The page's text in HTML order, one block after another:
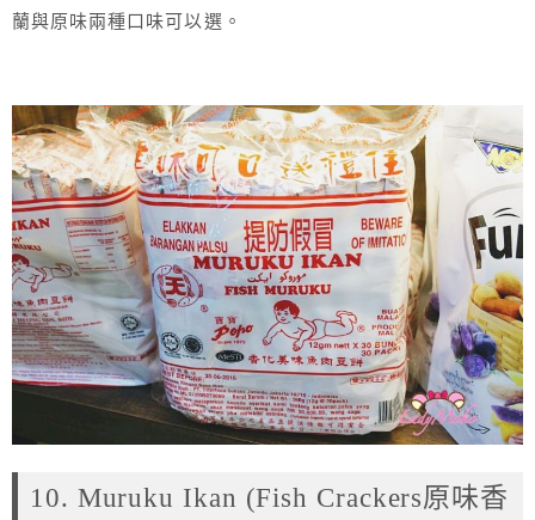
蘭與原味兩種口味可以選。
10. Muruku Ikan (Fish Crackers原味香